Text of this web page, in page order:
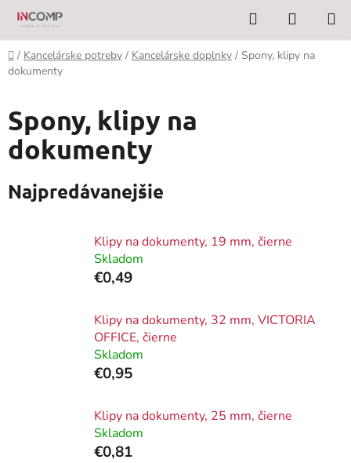
Prejsť
obsah
Hľadať
KOŠÍK
Domov
/ Kancelárske potreby / Kancelárske doplnky / Spony, klipy na
dokumenty
Spony, klipy na
dokumenty
Najpredávanejšie
Klipy na dokumenty, 19 mm, čierne
Skladom
€0,49
Klipy na dokumenty, 32 mm, VICTORIA
OFFICE, čierne
Skladom
€0,95
Klipy na dokumenty, 25 mm, čierne
Skladom
€0,81